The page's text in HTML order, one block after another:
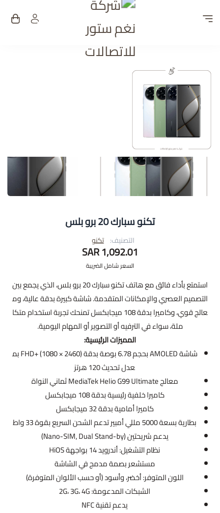
شركة نغم ستور
تكنو سبارك 20 برو بلس
التصنيف: تكنو
1,092.01 SAR
السعر شامل الضريبة
استمتع بأداء فائق مع هاتف تكنو سبارك 20 برو بلس، الذي يجمع بين
التصميم العصري والإمكانات المتقدمة. شاشة كبيرة بدقة عالية، وم
عالج قوي، وكاميرا بدقة 108 ميجابكسل تمنحك تجربة استخدام متكا
ملة، سواء في الترفيه أو التصوير أو المهام اليومية.
المميزات الرئيسية:
شاشة AMOLED بحجم 6.78 بوصة بدقة FHD+ (1080 × 2460) بم
عدل تحديث 120 هرتز
معالج MediaTek Helio G99 Ultimate ثماني النواة
كاميرا خلفية رئيسية بدقة 108 ميجابكسل
كاميرا أمامية بدقة 32 ميجابكسل
بطارية بسعة 5000 مللي أمبير تدعم الشحن السريع بقوة 33 واط
يدعم شريحتين (Nano-SIM, Dual Stand-by)
نظام التشغيل: أندرويد 14 بواجهة HiOS
مستشعر بصمة مدمج في الشاشة
اللون المتوفر: أخضر، وأسود (أو حسب الألوان المتوفرة)
الشبكات المدعومة: 2G، 3G، 4G
يدعم تقنية NFC